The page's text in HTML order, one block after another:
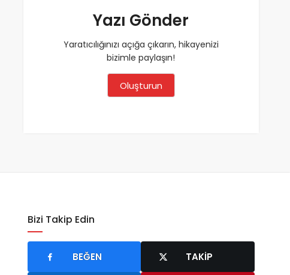
Yazı Gönder
Yaratıcılığınızı açığa çıkarın, hikayenizi
bizimle paylaşın!
Oluşturun
Bizi Takip Edin
BEĞEN TAKIP